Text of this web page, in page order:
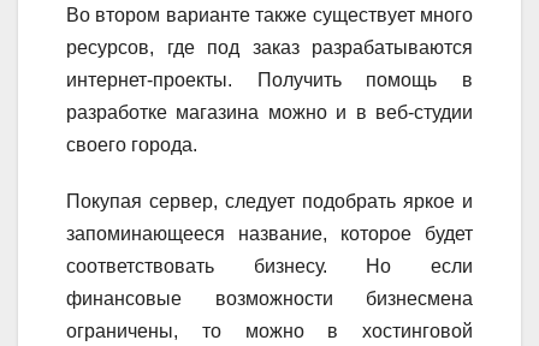
Во втором варианте также существует много
ресурсов, где под заказ разрабатываются
интернет-проекты. Получить помощь в
разработке магазина можно и в веб-студии
своего города.
Покупая сервер, следует подобрать яркое и
запоминающееся название, которое будет
соответствовать бизнесу. Но если
финансовые возможности бизнесмена
ограничены, то можно в хостинговой